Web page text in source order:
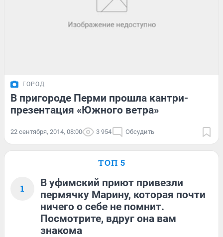
ГОРОД
В пригороде Перми прошла кантри-
презентация «Южного ветра»
22 сентября, 2014, 08:00 3 954 Обсудить
ТОП 5
1
В уфимский приют привезли
пермячку Марину, которая почти
ничего о себе не помнит.
Посмотрите, вдруг она вам
знакома